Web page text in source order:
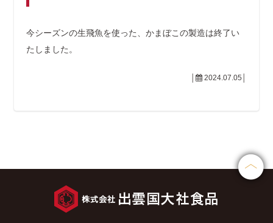
今シーズンの生飛魚を使った、かまぼこの製造は終了い
たしました。
2024.07.05│